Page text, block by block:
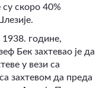
скоро 40%
1938. године,
Бек захтевао је да
у вези са
захтевом да преда